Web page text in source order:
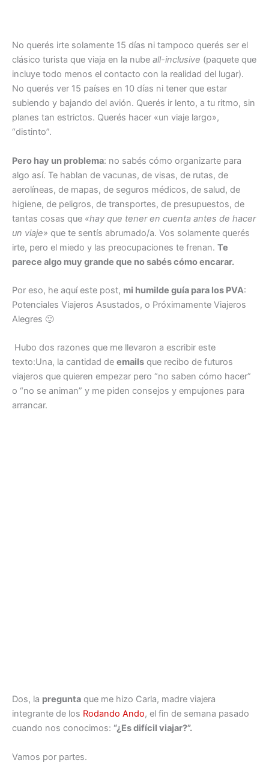
No querés irte solamente 15 días ni tampoco querés ser el
clásico turista que viaja en la nube all-inclusive (paquete que
incluye todo menos el contacto con la realidad del lugar).
No querés ver 15 países en 10 días ni tener que estar
subiendo y bajando del avión. Querés ir lento, a tu ritmo, sin
planes tan estrictos. Querés hacer «un viaje largo»,
“distinto”.
Pero hay un problema: no sabés cómo organizarte para
algo así. Te hablan de vacunas, de visas, de rutas, de
aerolíneas, de mapas, de seguros médicos, de salud, de
higiene, de peligros, de transportes, de presupuestos, de
tantas cosas que «hay que tener en cuenta antes de hacer
un viaje» que te sentís abrumado/a. Vos solamente querés
irte, pero el miedo y las preocupaciones te frenan. Te
parece algo muy grande que no sabés cómo encarar.
Por eso, he aquí este post, mi humilde guía para los PVA:
Potenciales Viajeros Asustados, o Próximamente Viajeros
Alegres 🙂
Hubo dos razones que me llevaron a escribir este
texto:Una, la cantidad de emails que recibo de futuros
viajeros que quieren empezar pero “no saben cómo hacer”
o “no se animan” y me piden consejos y empujones para
arrancar.
Dos, la pregunta que me hizo Carla, madre viajera
integrante de los Rodando Ando, el fin de semana pasado
cuando nos conocimos: “¿Es difícil viajar?”.
Vamos por partes.